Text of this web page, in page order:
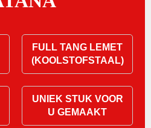
FULL TANG LEMET
(KOOLSTOFSTAAL)
UNIEK STUK VOOR
U GEMAAKT